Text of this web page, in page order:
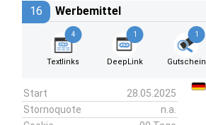
16 Werbemittel
4
Textlinks
1
DeepLink
1
Gutschein
Start
28.05.2025
Stornoquote
n.a.